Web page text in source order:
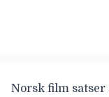
Norsk film satser